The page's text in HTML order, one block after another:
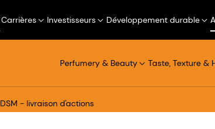
Carrières Investisseurs Développement durable
Perfumery & Beauty Taste, Texture &
DSM - livraison d'actions